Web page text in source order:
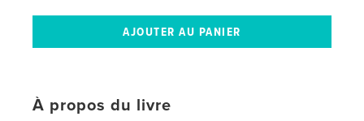
À propos du livre